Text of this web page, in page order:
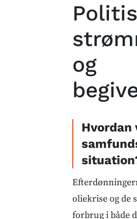
og
Hvordan
oliekrise og de
forbrug i både